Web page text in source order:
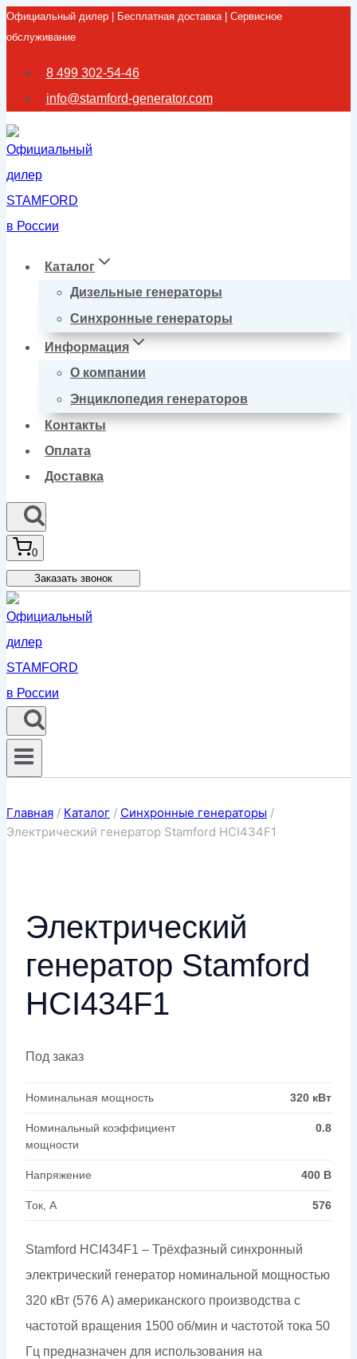
Перейти
к
содержимому
Официальный дилер | Бесплатная доставка | Сервисное
обслуживание
8 499 302-54-46
info@stamford-generator.com
Каталог
Дизельные генераторы
Синхронные генераторы
Информация
О компании
Энциклопедия генераторов
Контакты
Оплата
Доставка
0
Заказать звонок
Главная / Каталог / Синхронные генераторы /
Электрический генератор Stamford HCI434F1
Электрический
генератор Stamford
HCI434F1
Под заказ
Номинальная мощность 320 кВт
Номинальный коэффициент
мощности
0.8
Напряжение 400 В
Ток, А 576
Stamford HCI434F1 – Трёхфазный синхронный
электрический генератор номинальной мощностью
320 кВт (576 А) американского производства с
частотой вращения 1500 об/мин и частотой тока 50
Гц предназначен для использования на